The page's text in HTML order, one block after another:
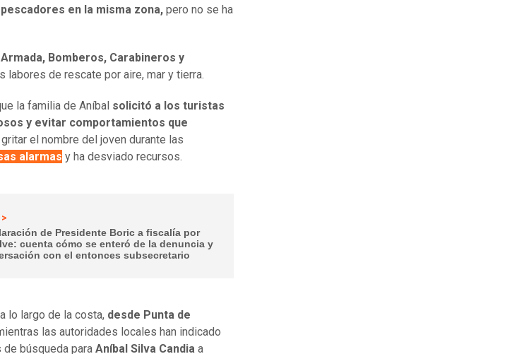
en la misma zona, pero no se ha
Bomberos, Carabineros y
labores de rescate por aire, mar y tierra.
la familia de Aníbal solicitó a los turistas
y evitar comportamientos que
el nombre del joven durante las
alarmas y ha desviado recursos.
de Presidente Boric a fiscalía por
cuenta cómo se enteró de la denuncia y
con el entonces subsecretario
lo largo de la costa, desde Punta de
las autoridades locales han indicado
búsqueda para Aníbal Silva Candia a